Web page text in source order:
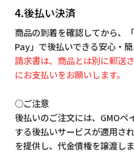
4.後払い決済
商品の到着を確認してから、
Pay」で後払いできる安心・簡
請求書は、商品とは別に郵送
にお支払いをお願いします。
○ご注意
後払いのご注文には、GMO
する後払いサービスが適用さ
を提供し、代金債権を譲渡し